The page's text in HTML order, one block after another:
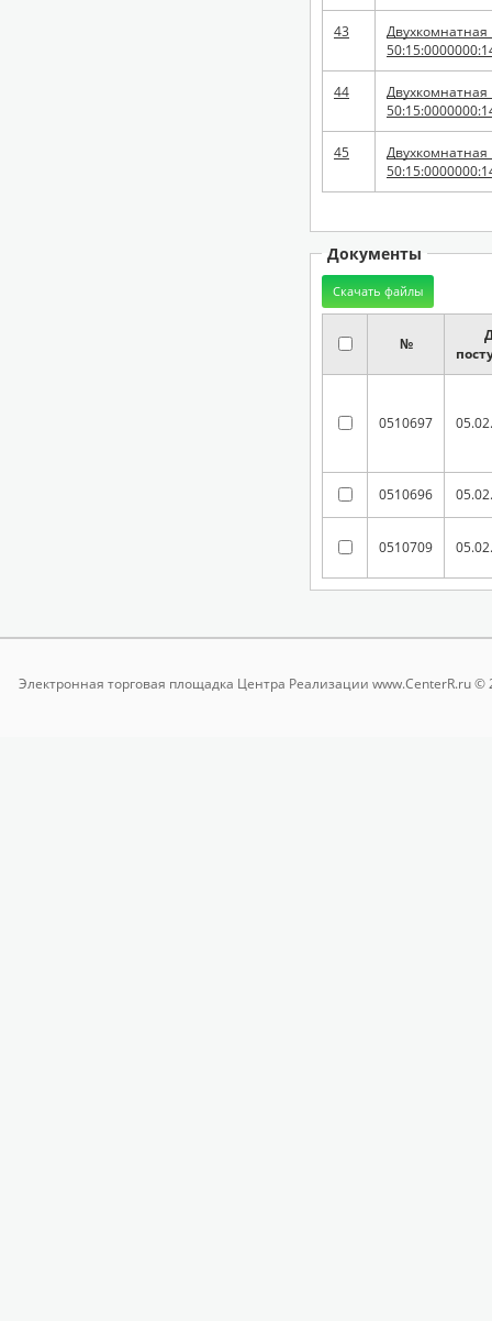
43
44
45
Документы
№
0510697
0510696
0510709
Электронная торговая площадка Центра Реализации www.CenterR.ru ©